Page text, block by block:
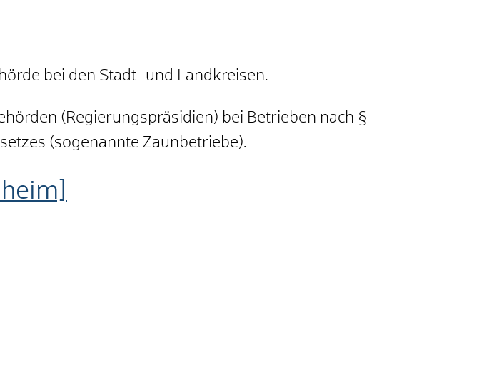
bei den Stadt- und Landkreisen.
(Regierungspräsidien) bei Betrieben nach §
(sogenannte Zaunbetriebe).